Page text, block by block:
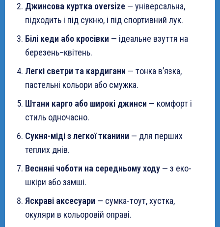
Джинсова куртка oversize — універсальна,
підходить і під сукню, і під спортивний лук.
Білі кеди або кросівки — ідеальне взуття на
березень–квітень.
Легкі светри та кардигани — тонка в’язка,
пастельні кольори або смужка.
Штани карго або широкі джинси — комфорт і
стиль одночасно.
Сукня-міді з легкої тканини — для перших
теплих днів.
Весняні чоботи на середньому ходу — з еко-
шкіри або замші.
Яскраві аксесуари — сумка-тоут, хустка,
окуляри в кольоровій оправі.